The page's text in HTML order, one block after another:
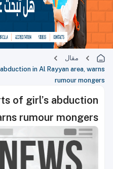
مقال
in Al Rayyan area, warns
rumour mongers
of girl’s abduction
rumour mongers